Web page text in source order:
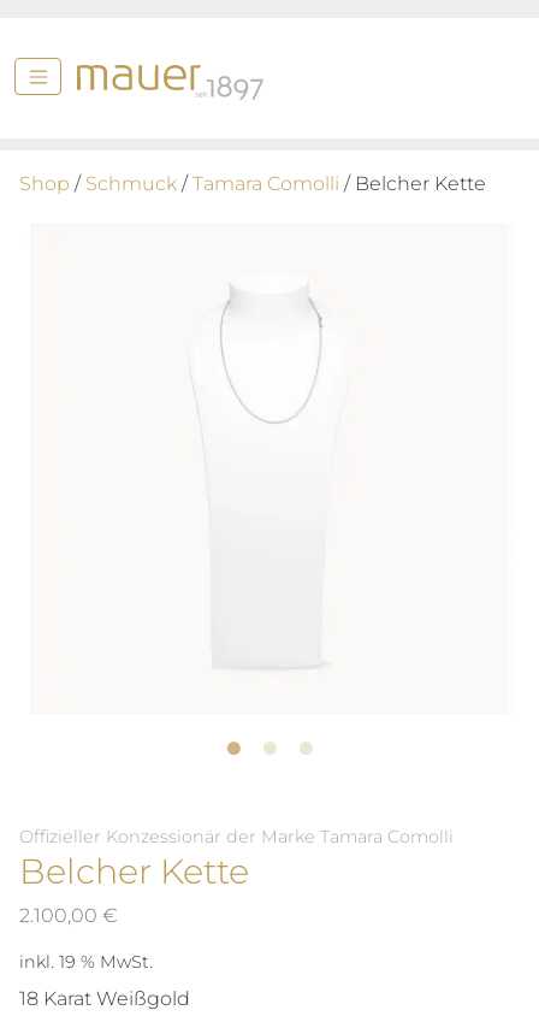
Shop / Schmuck /Tamara Comolli / Belcher Kette
Offizieller Konzessionär der Marke Tamara Comolli
Belcher Kette
2.100,00 €
inkl. 19 % MwSt.
18 Karat Weißgold